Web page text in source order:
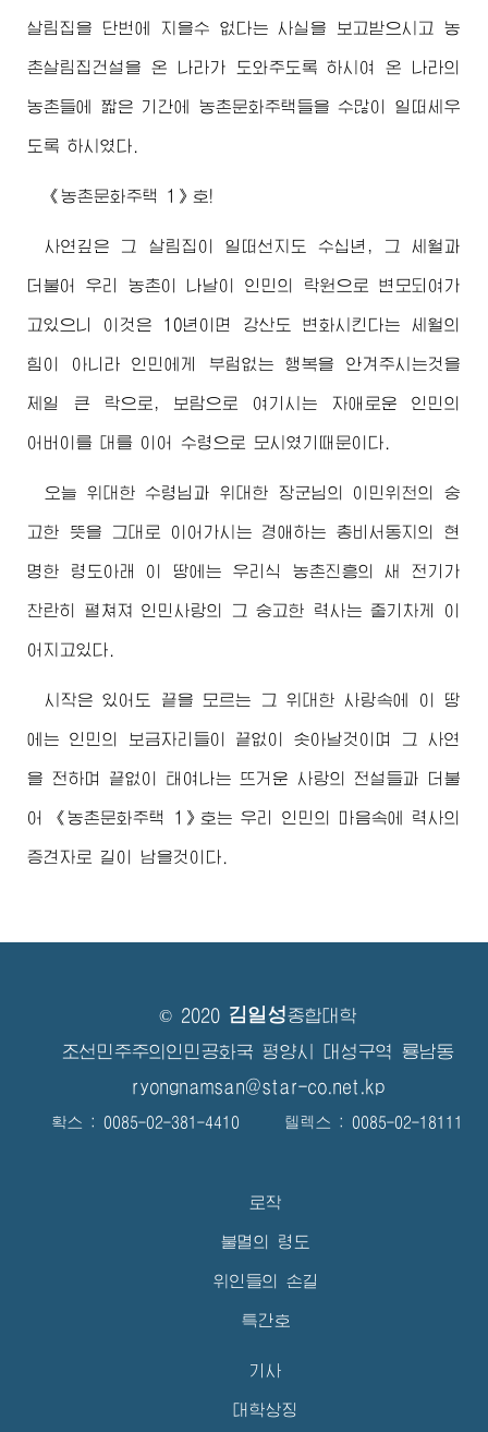
살림집을 단번에 지을수 없다는 사실을 보고받으시고 농
촌살림집건설을 온 나라가 도와주도록 하시여 온 나라의
농촌들에 짧은 기간에 농촌문화주택들을 수많이 일떠세우
도록 하시였다.
《농촌문화주택 1》호!
사연깊은 그 살림집이 일떠선지도 수십년, 그 세월과
더불어 우리 농촌이 나날이 인민의 락원으로 변모되여가
고있으니 이것은 10년이면 강산도 변화시킨다는 세월의
힘이 아니라 인민에게 부럼없는 행복을 안겨주시는것을
제일 큰 락으로, 보람으로 여기시는 자애로운 인민의
어버이 를 대를 이어 수령 으로 모시였기때문이다.
오늘 위대한 수령님 과위대한 장군님 의 이민위천의 숭
고한 뜻을 그대로 이어가시는 경애하는 총비서동지의 현
명한 령도아래 이 땅에는 우리식 농촌진흥의 새 전기가
찬란히 펼쳐져 인민사랑의 그 숭고한 력사는 줄기차게 이
어지고있다.
시작은 있어도 끝을 모르는 그 위대한 사랑속에 이 땅
에는 인민의 보금자리들이 끝없이 솟아날것이며 그 사연
을 전하며 끝없이 태여나는 뜨거운 사랑의 전설들과 더불
어 《농촌문화주택 1》호는 우리 인민의 마음속에 력사의
증견자로 길이 남을것이다.
© 2020 김일성종합대학
조선민주주의인민공화국 평양시 대성구역 룡남동
ryongnamsan@star-co.net.kp
확스 : 0085-02-381-4410 텔렉스 : 0085-02-18111
로작
불멸의 령도
위인들의 손길
특간호
기사
대학상징